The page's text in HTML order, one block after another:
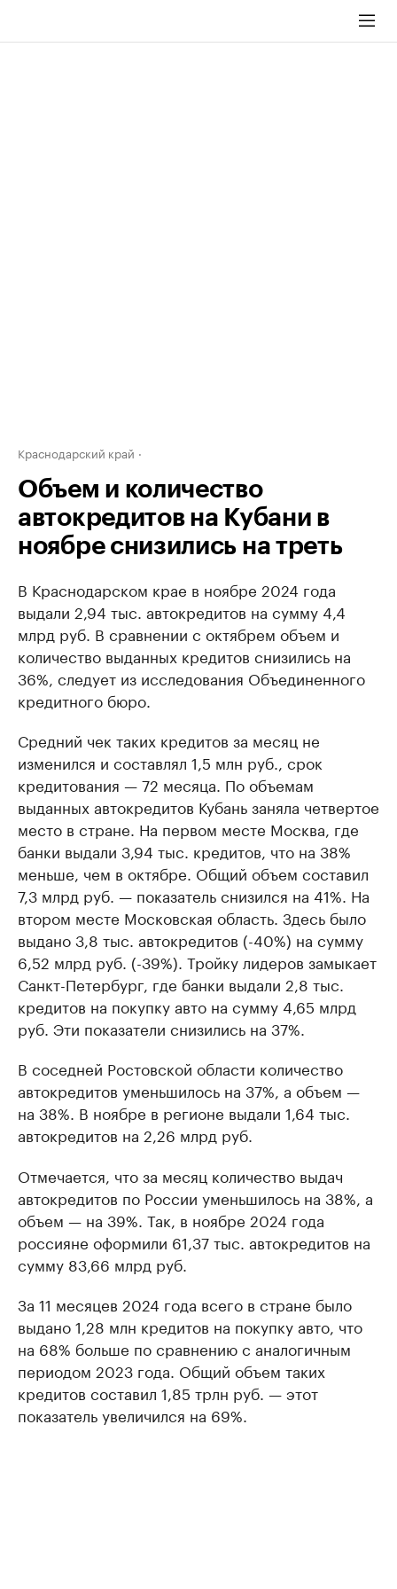
Краснодарский край
Объем и количество
автокредитов на Кубани в
ноябре снизились на треть
В Краснодарском крае в ноябре 2024 года
выдали 2,94 тыс. автокредитов на сумму 4,4
млрд руб. В сравнении с октябрем объем и
количество выданных кредитов снизились на
36%, следует из исследования Объединенного
кредитного бюро.
Средний чек таких кредитов за месяц не
изменился и составлял 1,5 млн руб., срок
кредитования — 72 месяца. По объемам
выданных автокредитов Кубань заняла четвертое
место в стране. На первом месте Москва, где
банки выдали 3,94 тыс. кредитов, что на 38%
меньше, чем в октябре. Общий объем составил
7,3 млрд руб. — показатель снизился на 41%. На
втором месте Московская область. Здесь было
выдано 3,8 тыс. автокредитов (-40%) на сумму
6,52 млрд руб. (-39%). Тройку лидеров замыкает
Санкт-Петербург, где банки выдали 2,8 тыс.
кредитов на покупку авто на сумму 4,65 млрд
руб. Эти показатели снизились на 37%.
В соседней Ростовской области количество
автокредитов уменьшилось на 37%, а объем —
на 38%. В ноябре в регионе выдали 1,64 тыс.
автокредитов на 2,26 млрд руб.
Отмечается, что за месяц количество выдач
автокредитов по России уменьшилось на 38%, а
объем — на 39%. Так, в ноябре 2024 года
россияне оформили 61,37 тыс. автокредитов на
сумму 83,66 млрд руб.
За 11 месяцев 2024 года всего в стране было
выдано 1,28 млн кредитов на покупку авто, что
на 68% больше по сравнению с аналогичным
периодом 2023 года. Общий объем таких
кредитов составил 1,85 трлн руб. — этот
показатель увеличился на 69%.